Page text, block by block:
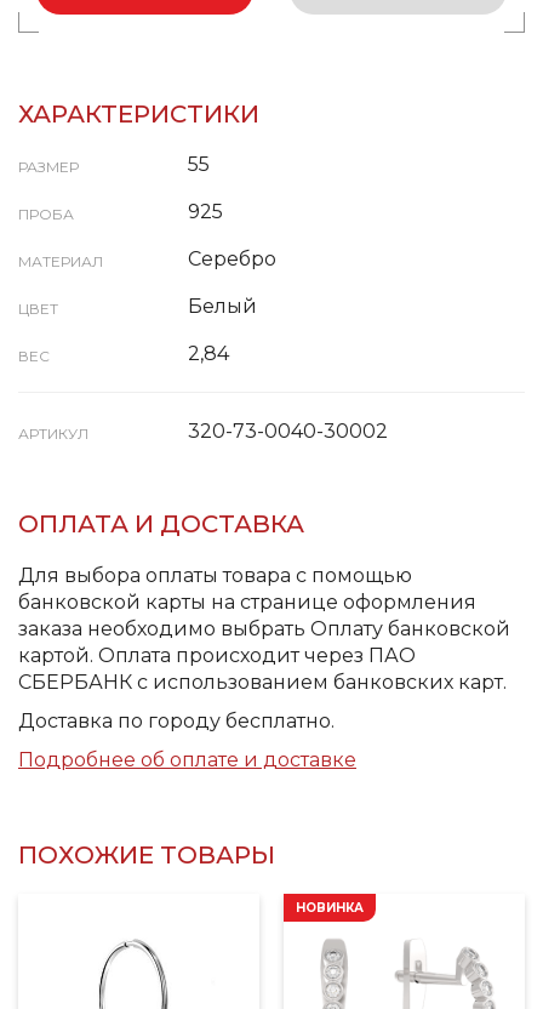
ХАРАКТЕРИСТИКИ
РАЗМЕР 55
ПРОБА 925
МАТЕРИАЛ Серебро
ЦВЕТ Белый
ВЕС 2,84
АРТИКУЛ 320-73-0040-30002
ОПЛАТА И ДОСТАВКА
Для выбора оплаты товара с помощью
банковской карты на странице оформления
заказа необходимо выбрать Оплату банковской
картой. Оплата происходит через ПАО
СБЕРБАНК с использованием банковских карт.
Доставка по городу бесплатно.
Подробнее об оплате и доставке
ПОХОЖИЕ ТОВАРЫ
НОВИНКА